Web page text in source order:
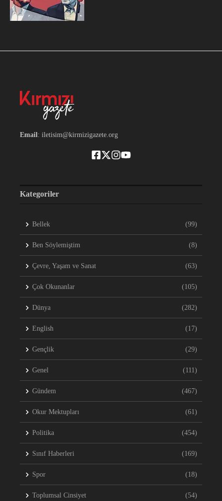
Email: iletisim@kirmizigazete.org
Kategoriler
Bellek (99)
Ben Söylemiştim (8)
Çevre, Yaşam ve Sanat (63)
Çok Okunanlar (105)
Dünya (282)
English (17)
Gençlik (29)
Genel (111)
Gündem (467)
Okur Mektupları (61)
Politika (454)
Sınıf Haberleri (169)
Spor (18)
Toplumsal Cinsiyet (54)